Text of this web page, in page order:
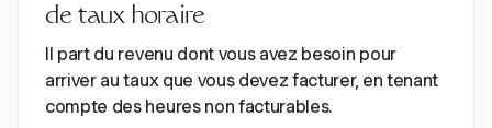
de taux horaire
Il part du revenu dont vous avez besoin pour
arriver au taux que vous devez facturer, en tenant
compte des heures non facturables.